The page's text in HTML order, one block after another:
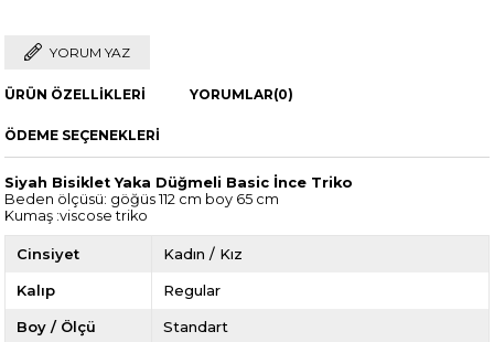
YORUM YAZ
ÜRÜN ÖZELLIKLERI YORUMLAR(0)
ÖDEME SEÇENEKLERI
Siyah Bisiklet Yaka Düğmeli Basic İnce Triko
Beden ölçüsü: göğüs 112 cm boy 65 cm
Kumaş :viscose triko
Cinsiyet Kadın / Kız
Kalıp Regular
Boy / Ölçü Standart